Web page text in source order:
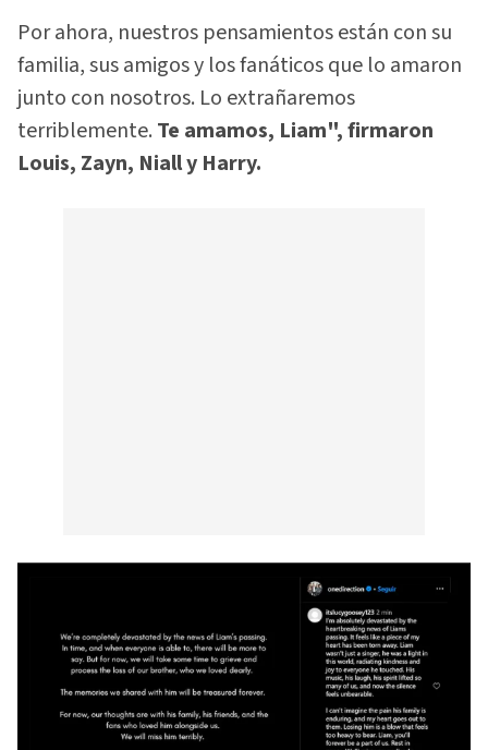
Por ahora, nuestros pensamientos están con su
familia, sus amigos y los fanáticos que lo amaron
junto con nosotros. Lo extrañaremos
terriblemente. Te amamos, Liam", firmaron
Louis, Zayn, Niall y Harry.